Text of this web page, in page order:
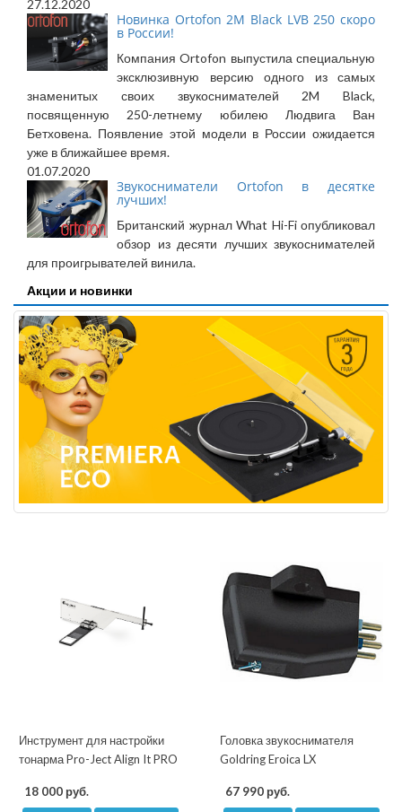
27.12.2020
Новинка Ortofon 2M Black LVB 250 скоро
в России!
Компания Ortofon выпустила специальную
эксклюзивную версию одного из самых
знаменитых своих звукоснимателей 2M Black,
посвященную 250-летнему юбилею Людвига Ван
Бетховена. Появление этой модели в России ожидается
уже в ближайшее время.
01.07.2020
Звукосниматели Ortofon в десятке
лучших!
Британский журнал What Hi-Fi опубликовал
обзор из десяти лучших звукоснимателей
для проигрывателей винила.
Акции и новинки
Инструмент для настройки
тонарма Pro-Ject Align It PRO
18 000 руб.
Головка звукоснимателя
Goldring Eroica LX
67 990 руб.